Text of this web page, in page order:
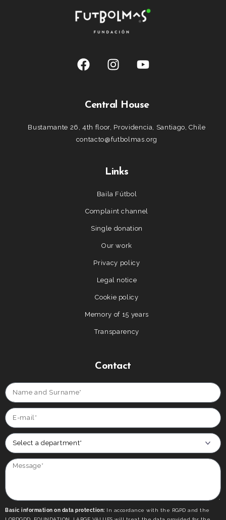
Central House
Bustamante 26, 4th floor, Providencia, Santiago, Chile
contacto@futbolmas.org
Links
Baila Fútbol
Complaint channel
Single donation
Our work
Privacy policy
Legal notice
Cookie policy
Memory of 15 years
Transparency
Contact
Basic information on data protection: In accordance with the RGPD and the